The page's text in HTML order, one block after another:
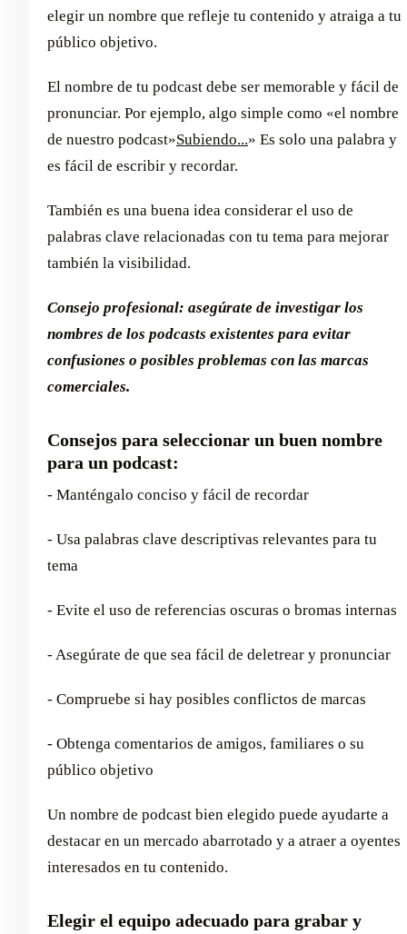
elegir un nombre que refleje tu contenido y atraiga a tu
público objetivo.
El nombre de tu podcast debe ser memorable y fácil de
pronunciar. Por ejemplo, algo simple como «el nombre
de nuestro podcast»Subiendo...» Es solo una palabra y
es fácil de escribir y recordar.
También es una buena idea considerar el uso de
palabras clave relacionadas con tu tema para mejorar
también la visibilidad.
Consejo profesional: asegúrate de investigar los
nombres de los podcasts existentes para evitar
confusiones o posibles problemas con las marcas
comerciales.
Consejos para seleccionar un buen nombre
para un podcast:
- Manténgalo conciso y fácil de recordar
- Usa palabras clave descriptivas relevantes para tu
tema
- Evite el uso de referencias oscuras o bromas internas
- Asegúrate de que sea fácil de deletrear y pronunciar
- Compruebe si hay posibles conflictos de marcas
- Obtenga comentarios de amigos, familiares o su
público objetivo
Un nombre de podcast bien elegido puede ayudarte a
destacar en un mercado abarrotado y a atraer a oyentes
interesados en tu contenido.
Elegir el equipo adecuado para grabar y